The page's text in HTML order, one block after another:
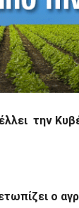
την
ο